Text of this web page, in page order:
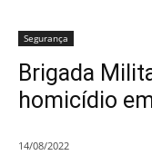
Segurança
Brigada
homicídio
14/08/2022